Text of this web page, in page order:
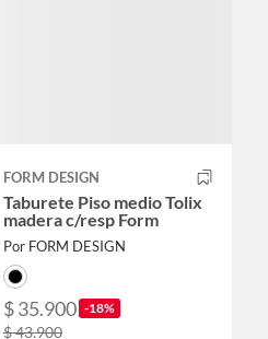
FORM DESIGN
Taburete Piso medio Tolix
madera c/resp Form
Por FORM DESIGN
$ 35.900 -18%
$ 43.900